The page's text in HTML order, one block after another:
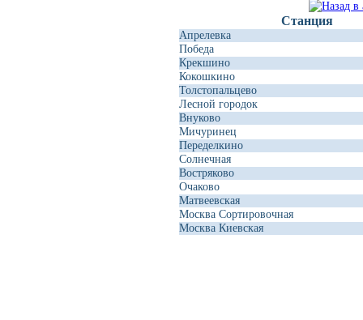
Станция
Апрелевка
Победа
Крекшино
Кокошкино
Толстопальцево
Лесной городок
Внуково
Мичуринец
Переделкино
Солнечная
Востряково
Очаково
Матвеевская
Москва Сортировочная
Москва Киевская